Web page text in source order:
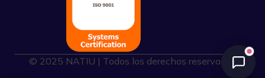
© 2025 NATIU | Todos los derechos reservados